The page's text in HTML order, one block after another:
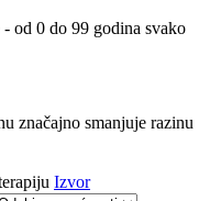
- od 0 do 99 godina svako
značajno smanjuje razinu
Izvor